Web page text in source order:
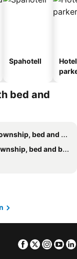
Spahotell
bed and
bed and breakfasts
bed and breakfasts
Facebook
Twitter